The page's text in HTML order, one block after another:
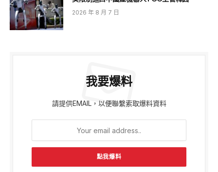
2026 年 8 月 7 日
我要爆料
請提供EMAIL，以便聯繫索取爆料資料